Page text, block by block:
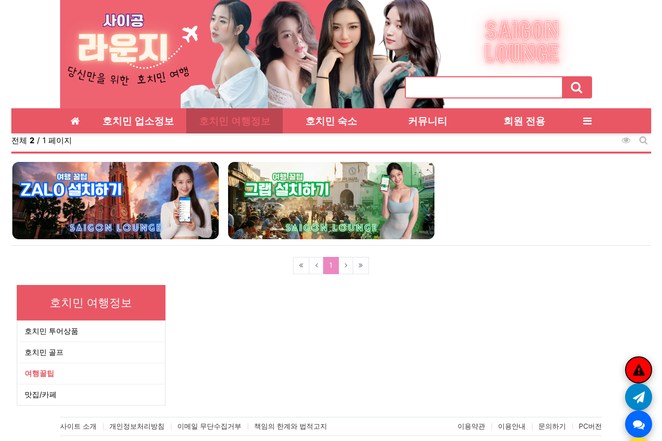
호치민 업소정보 호치민 여행정보 호치민 숙소 커뮤니티 회원 전용
전체 2/ 1 페이지
조회순
게시
1 (current)
호치민 여행정보
호치민 투어상품
호치민 골프
여행꿀팁
맛집/카페
사이트 소개 개인정보처리방침 이메일 무단수집거부 책임의 한계와 법적고지 이용약관 이용안내 문의하기 PC버전